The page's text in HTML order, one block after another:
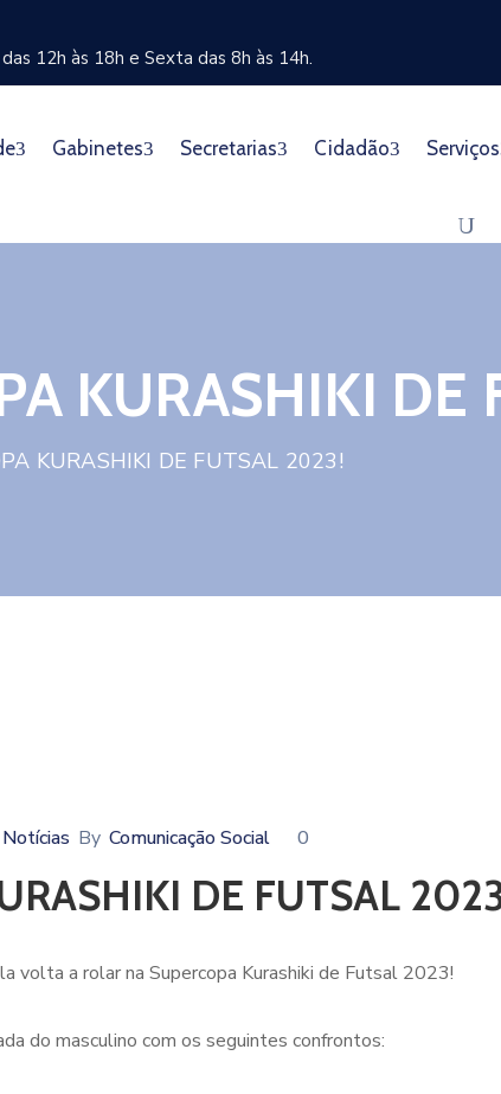
12h às 18h e Sexta das 8h às 14h.
Gabinetes Secretarias Cidadão Serviços
KURASHIKI DE
KURASHIKI DE FUTSAL 2023!
Notícias By Comunicação Social 0
DE FUTSAL
volta a rolar na Supercopa Kurashiki de Futsal 2023!
do masculino com os seguintes confrontos: